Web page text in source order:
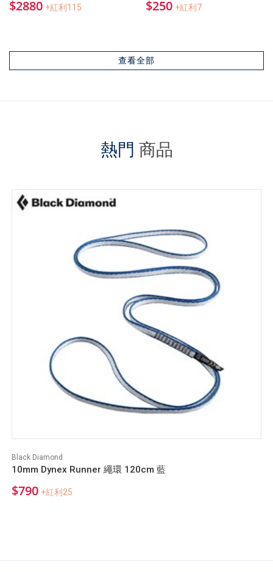
$2880 +紅利115 $250 +紅利7
查看全部
熱門 商品
Black Diamond
10mm Dynex Runner 繩環 120cm 藍
$790 +紅利25